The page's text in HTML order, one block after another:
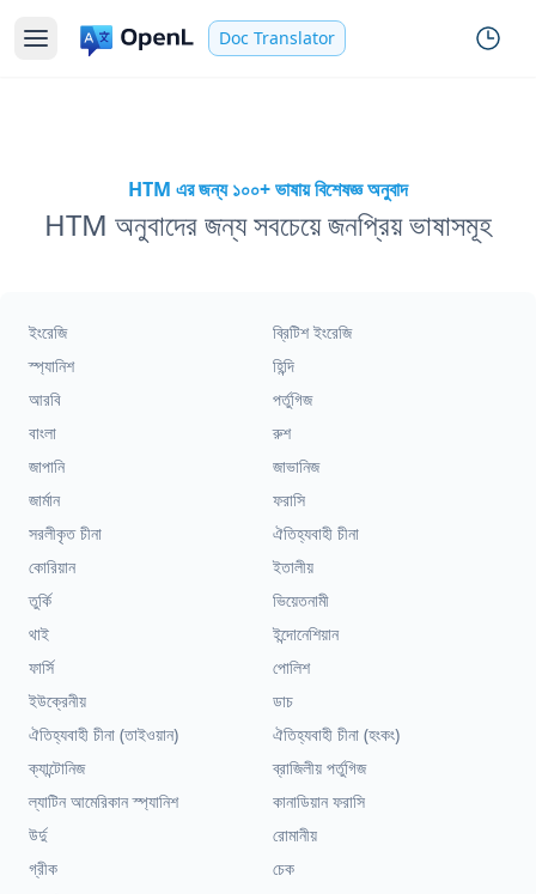
Doc Translator
HTM এর জন্য ১০০+ ভাষায় বিশেষজ্ঞ অনুবাদ
HTM অনুবাদের জন্য সবচেয়ে জনপ্রিয় ভাষাসমূহ
ইংরেজি
ব্রিটিশ ইংরেজি
স্প্যানিশ
হিন্দি
আরবি
পর্তুগিজ
বাংলা
রুশ
জাপানি
জাভানিজ
জার্মান
ফরাসি
সরলীকৃত চীনা
ঐতিহ্যবাহী চীনা
কোরিয়ান
ইতালীয়
তুর্কি
ভিয়েতনামী
থাই
ইন্দোনেশিয়ান
ফার্সি
পোলিশ
ইউক্রেনীয়
ডাচ
ঐতিহ্যবাহী চীনা (তাইওয়ান)
ঐতিহ্যবাহী চীনা (হংকং)
ক্যান্টোনিজ
ব্রাজিলীয় পর্তুগিজ
ল্যাটিন আমেরিকান স্প্যানিশ
কানাডিয়ান ফরাসি
উর্দু
রোমানীয়
গ্রীক
চেক